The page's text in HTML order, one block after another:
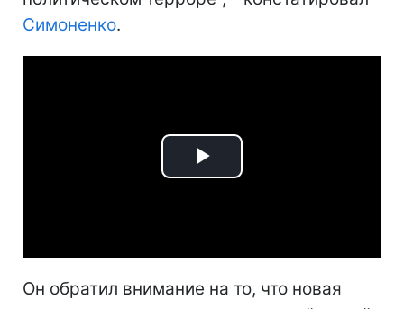
Симоненко.
Play
Он обратил внимание на то, что новая